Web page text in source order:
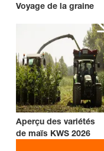
Voyage de la graine
Aperçu des variétés
de maïs KWS 2026